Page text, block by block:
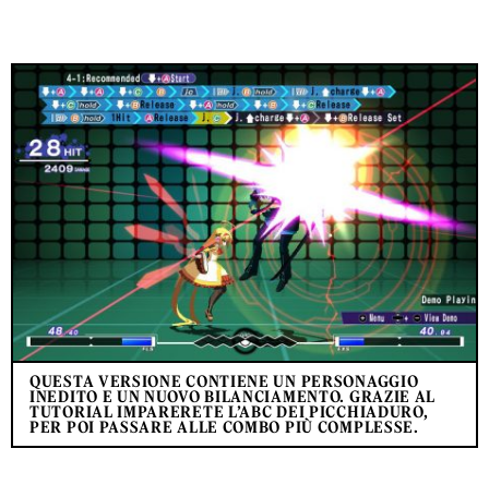
QUESTA VERSIONE CONTIENE UN PERSONAGGIO
INEDITO E UN NUOVO BILANCIAMENTO. GRAZIE AL
TUTORIAL IMPARERETE L’ABC DEI PICCHIADURO,
PER POI PASSARE ALLE COMBO PIÙ COMPLESSE.